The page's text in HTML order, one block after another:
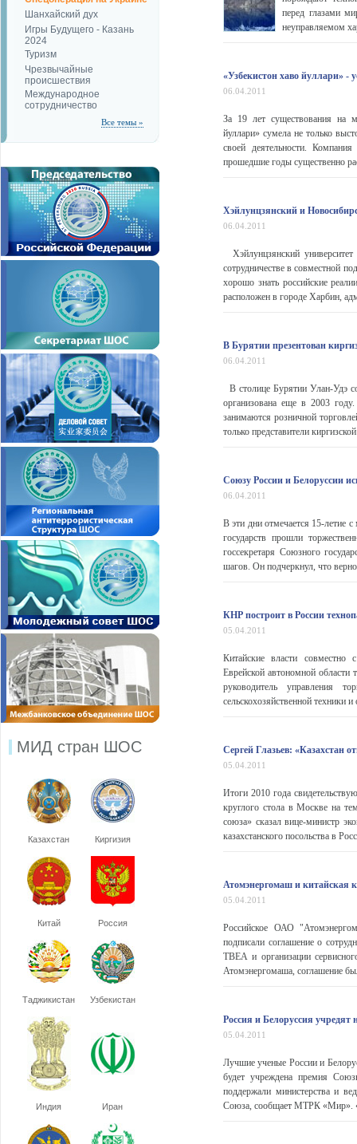
Шанхайский дух
Игры Будущего - Казань
2024
Туризм
Чрезвычайные
происшествия
Международное
сотрудничество
Все темы »
МИД стран ШОС
Казахстан Киргизия
Китай Россия
Таджикистан Узбекистан
Индия Иран
перед глазами
неуправляемом
«Узбекистон хаво йуллари»
06.04.2011
За 19 лет существования на
йуллари» сумела не только
своей деятельности.
прошедшие годы существенно
Хэйлунцзянский и
06.04.2011
Хэйлунцзянский
сотрудничестве в совместной
хорошо знать российские
расположен в городе Харбин,
В Бурятии презентован
06.04.2011
В столице Бурятии Улан-Удэ
организована еще в 2003
занимаются розничной
только представители
Союзу России и Белоруссии
06.04.2011
В эти дни отмечается 15-летие
государств прошли
госсекретаря Союзного
шагов. Он подчеркнул, что
КНР построит в России
05.04.2011
Китайские власти совместно
Еврейской автономной области
руководитель
сельскохозяйственной техники
Сергей Глазьев: «Казахстан
05.04.2011
Итоги 2010 года
круглого стола в Москве на
союза» сказал вице-министр
казахстанского посольства в
Атомэнергомаш и китайская
05.04.2011
Российское ОАО
подписали соглашение о
ТВЕА и организации
Атомэнергомаша, соглашение
Россия и Белоруссия учредят
05.04.2011
Лучшие ученые России и
будет учреждена премия
поддержали министерства и
Союза, сообщает МТРК «Мир».